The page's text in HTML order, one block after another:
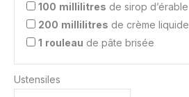
100 millilitres de sirop d’érable
200 millilitres de crème liquide
1 rouleau de pâte brisée
Ustensiles